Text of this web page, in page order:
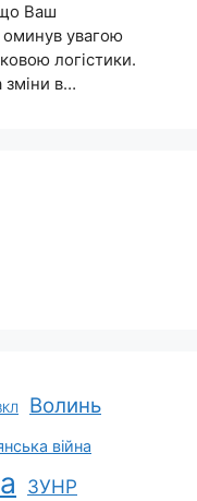
Ваш
оминув увагою
логістики.
зміни в…
Волинь
війна
ЗУНР